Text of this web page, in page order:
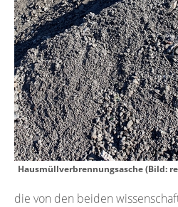
Hausmüllverbrennungsasche (Bild:
die von den beiden